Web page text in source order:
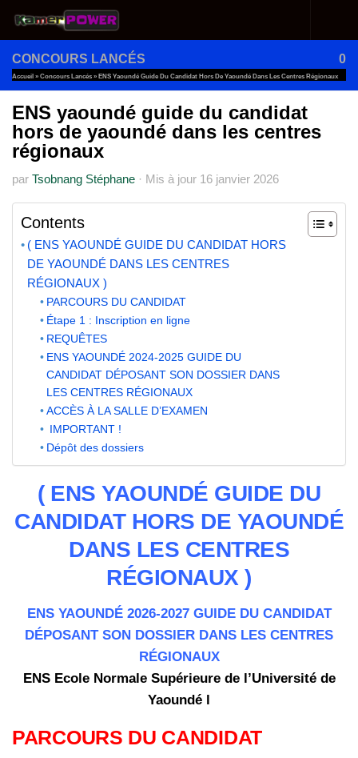
Au dessous du contenu
CONCOURS LANCÉS 0
Accueil » Concours Lancés » ENS Yaoundé Guide Du Candidat Hors De Yaoundé Dans Les Centres Régionaux
ENS yaoundé guide du candidat
hors de yaoundé dans les centres
régionaux
par Tsobnang Stéphane · Mis à jour 16 janvier 2026
Contents
( ENS YAOUNDÉ GUIDE DU CANDIDAT HORS
DE YAOUNDÉ DANS LES CENTRES
RÉGIONAUX )
PARCOURS DU CANDIDAT
Étape 1 : Inscription en ligne
REQUÊTES
ENS YAOUNDÉ 2024-2025 GUIDE DU
CANDIDAT DÉPOSANT SON DOSSIER DANS
LES CENTRES RÉGIONAUX
ACCÈS À LA SALLE D’EXAMEN
IMPORTANT !
Dépôt des dossiers
( ENS YAOUNDÉ GUIDE DU
CANDIDAT HORS DE YAOUNDÉ
DANS LES CENTRES
RÉGIONAUX )
ENS YAOUNDÉ 2026-2027 GUIDE DU CANDIDAT
DÉPOSANT SON DOSSIER DANS LES CENTRES
RÉGIONAUX
ENS Ecole Normale Supérieure de l’Université de
Yaoundé l
PARCOURS DU CANDIDAT